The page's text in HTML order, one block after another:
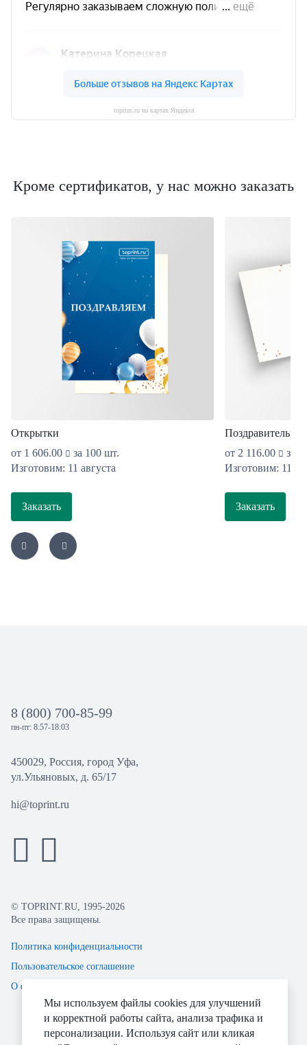
toprint.ru на картах Яндекса
Кроме сертификатов, у нас можно заказать
Открытки
от 1 606.00
за 100 шт.
Изготовим: 11 августа
Заказать
от 2 116.00
за
Изготовим: 11
Заказать
8 (800) 700-85-99
пн-пт: 8:57-18:03
450029, Россия, город Уфа,
ул.Ульяновых, д. 65/17
hi@toprint.ru
© TOPRINT.RU, 1995-2026
Все права защищены.
Политика конфиденциальности
Пользовательское соглашение
О файлах Cookie
Мы используем файлы cookies для улучшений
и корректной работы сайта, анализа трафика и
персонализации. Используя сайт или кликая